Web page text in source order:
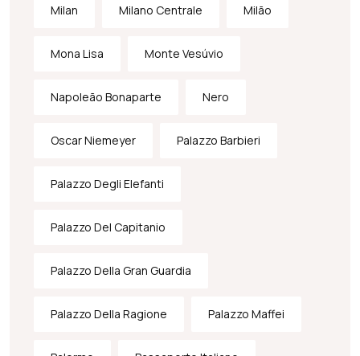
Milan Milano Centrale Milão
Mona Lisa Monte Vesúvio
Napoleão Bonaparte Nero
Oscar Niemeyer Palazzo Barbieri
Palazzo Degli Elefanti
Palazzo Del Capitanio
Palazzo Della Gran Guardia
Palazzo Della Ragione Palazzo Maffei